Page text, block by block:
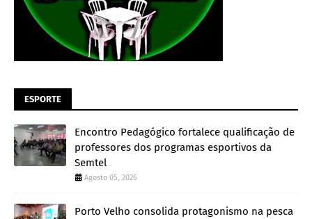
ESPORTE
Encontro Pedagógico fortalece qualificação de
professores dos programas esportivos da
Semtel
Agosto 05, 2026
Porto Velho consolida protagonismo na pesca